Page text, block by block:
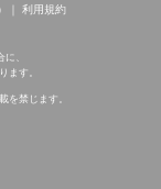
利用規約
、
ます。
を禁じます。